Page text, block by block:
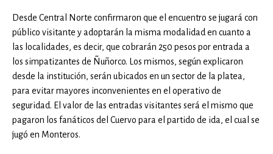
Desde Central Norte confirmaron que el encuentro se jugará con
público visitante y adoptarán la misma modalidad en cuanto a
las localidades, es decir, que cobrarán 250 pesos por entrada a
los simpatizantes de Ñuñorco. Los mismos, según explicaron
desde la institución, serán ubicados en un sector de la platea,
para evitar mayores inconvenientes en el operativo de
seguridad. El valor de las entradas visitantes será el mismo que
pagaron los fanáticos del Cuervo para el partido de ida, el cual se
jugó en Monteros.